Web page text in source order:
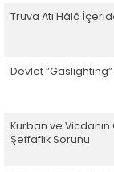
Truva Atı Hâlâ
Devlet
Kurban ve
Şeffaflık Sorunu